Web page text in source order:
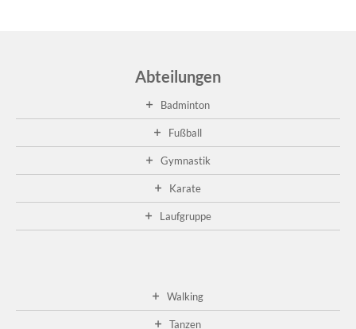
Abteilungen
Badminton
Fußball
Gymnastik
Karate
Laufgruppe
Walking
Tanzen